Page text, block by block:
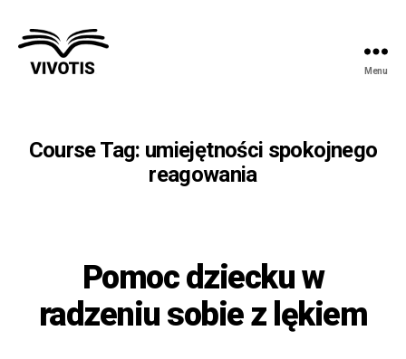
Menu
Course Tag: umiejętności spokojnego
reagowania
Pomoc dziecku w
radzeniu sobie z lękiem